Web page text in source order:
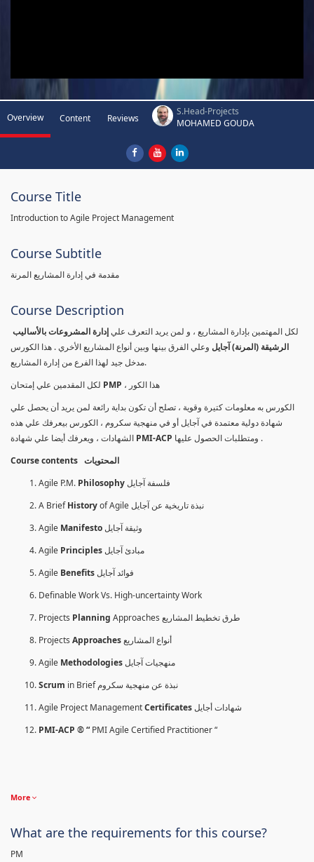
Overview Content Reviews
S.Head-Projects
MOHAMED GOUDA
Course Title
Introduction to Agile Project Management
Course Subtitle
مقدمة في إدارة المشاريع المرنة
Course Description
لكل المهتمين بإدارة المشاريع ، و لمن يريد التعرف عليإدارة المشروعات بالأساليب
الرشيقة (المرنة) آجايل وعلي الفرق بينها وبين أنواع المشاريع الأخري . هذا الكورس
مدخل جيد لهذا الفرع من إدارة المشاريع.
PMP
، هذا الكور
الكورس به معلومات كتيرة وقوية ، تصلح أن تكون بداية رائعة لمن يريد أن يحصل علي
شهادة دولية معتمدة في آجايل أو في منهجية سكروم ، الكورس بيعرفك علي هذه
PMI-ACP
ومتطلبات الحصول عليها .
Agile P.M. Philosophyفلسفة آجايل
A BriefHistory
of Agile نبذة تاريخية عن آجايل
Agile Manifestoوثيقة آجايل
Agile Principlesمبادئ آجايل
Agile Benefitsفوائد آجايل
Definable Work Vs. High-uncertainty Work
Projects Planning
Approaches طرق تخطيط المشاريع
Projects Approachesأنواع المشاريع
Agile Methodologiesمنهجيات آجايل
Scrum
in Brief نبذة عن منهجية سكروم
Agile Project ManagementCertificatesشهادات أجايل
PMI-ACP ® “ PMI Agile Certified Practitioner “
More
What are the requirements for this course?
PM